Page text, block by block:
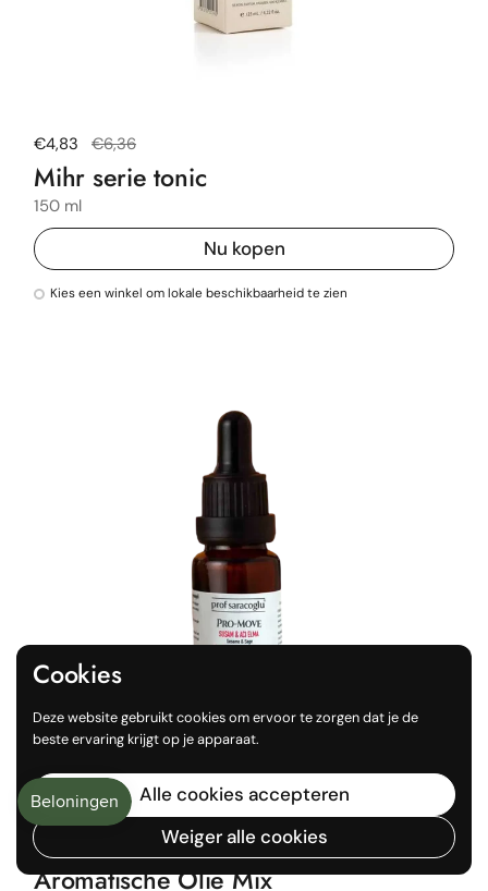
Normale prijs
€4,83 Uitverkoopprijs
€6,36
Mihr serie tonic
150 ml
Nu kopen
Kies een winkel om lokale beschikbaarheid te zien
Normale prijs
Pro-Move Sesam- en Bitterappel
Aromatische Olie Mix
Cookies
Deze website gebruikt cookies om ervoor te zorgen dat je de
beste ervaring krijgt op je apparaat.
Alle cookies accepteren
Weiger alle cookies